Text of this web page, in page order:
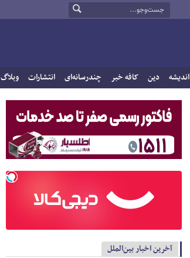
اندیشه دین کافه خبر چندرسانه‌ای انتشارات وبلاگ
آخرین اخبار بین‌الملل